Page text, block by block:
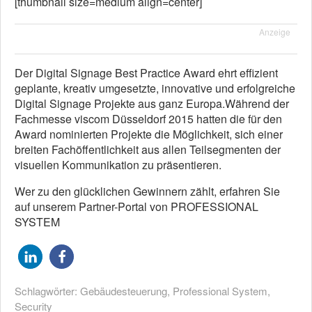
Anzeige
Der Digital Signage Best Practice Award ehrt effizient
geplante, kreativ umgesetzte, innovative und erfolgreiche
Digital Signage Projekte aus ganz Europa.Während der
Fachmesse viscom Düsseldorf 2015 hatten die für den
Award nominierten Projekte die Möglichkeit, sich einer
breiten Fachöffentlichkeit aus allen Teilsegmenten der
visuellen Kommunikation zu präsentieren.
Wer zu den glücklichen Gewinnern zählt, erfahren Sie
auf unserem Partner-Portal von PROFESSIONAL
SYSTEM
Schlagwörter: Gebäudesteuerung, Professional System,
Security